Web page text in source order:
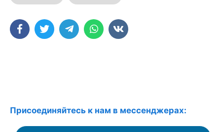
Присоединяйтесь к нам в мессенджерах: